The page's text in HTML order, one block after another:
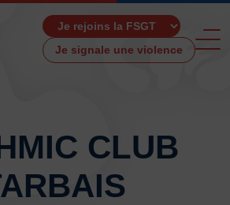
Je signale une violence
CLUB